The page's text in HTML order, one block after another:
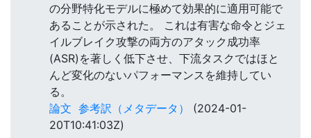
の分野特化モデルに極めて効果的に適用可能で
あることが示された。 これは有害な命令とジェ
イルブレイク攻撃の両方のアタック成功率
(ASR)を著しく低下させ、下流タスクではほと
んど変化のないパフォーマンスを維持してい
る。
論文 参考訳（メタデータ）
(2024-01-
20T10:41:03Z)